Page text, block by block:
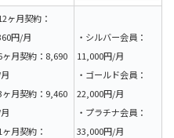
ヶ月契約：
円/月
ヶ月契約：8,690
ヶ月契約：9,460
ヶ月契約：
・シルバー会員：
11,000円/月
・ゴールド会員：
22,000円/月
・プラチナ会員：
33,000円/月